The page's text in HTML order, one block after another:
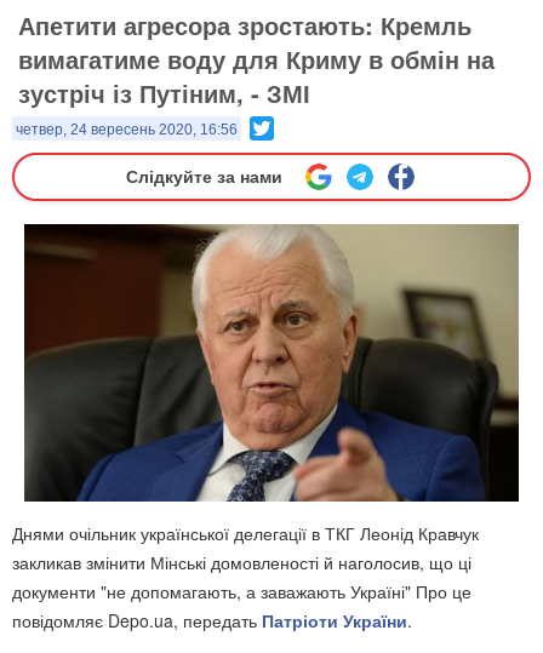
Апетити агресора зростають: Кремль
вимагатиме воду для Криму в обмін на
зустріч із Путіним, - ЗМІ
четвер, 24 вересень 2020, 16:56
Слідкуйте за нами
Днями очільник української делегації в ТКГ Леонід Кравчук
закликав змінити Мінські домовленості й наголосив, що ці
документи "не допомагають, а заважають Україні" Про це
повідомляє Depo.ua, передать Патріоти України.